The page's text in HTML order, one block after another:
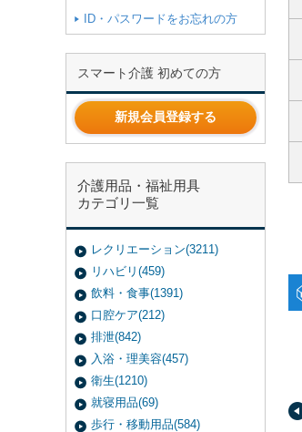
ID・パスワードをお忘れの方
スマート介護 初めての方
新規会員登録する
介護用品・福祉用具
カテゴリ一覧
レクリエーション(3211)
リハビリ(459)
飲料・食事(1391)
口腔ケア(212)
排泄(842)
入浴・理美容(457)
衛生(1210)
就寝用品(69)
歩行・移動用品(584)